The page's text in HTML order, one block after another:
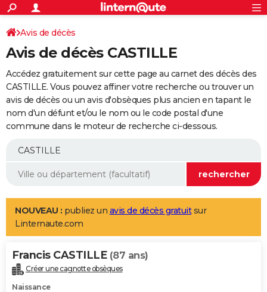
ACTUALITÉS
Politique
Société
Faits Divers
Education
Monde
Villes
+
SPORT
Coupe du monde 2026
Football
Tennis
Cyclisme
Rugby
Forum
Programme TV
TNT
Streaming
Cinéma
Sorties cinéma
Musique
+
FINANCE
Retraite
Epargne
Immobilier
Risques naturels par ville
Banque
Assurance
AUTO
Essais
Réserver un essai
Citadines
Berlines
SUV
Forum auto
+
Mobiles
Meilleur smartphone
Internet
Ordinateurs
Jeux vidéo
Guide high-tech
Aménagement intérieur
LIFESTYLE
Art de vivre
Bien-être
Loisirs
Mode
Modes de vie
Alimentation
Guide de la santé
Maladies
Médicaments
Sommeil
VOYAGE
Destinations
City break
Voyage nature
Voyage de noces
Forum
Climat
+PHOTO
Avis de décès
Avis de décès CASTILLE
Accédez gratuitement sur cette page au carnet des décès des
CASTILLE. Vous pouvez affiner votre recherche ou trouver un
avis de décès ou un avis d'obsèques plus ancien en tapant le
nom d'un défunt et/ou le nom ou le code postal d'une
commune dans le moteur de recherche ci-dessous.
NOUVEAU : publiez un avis de décès gratuitsur
Linternaute.com
Francis CASTILLE (87 ans)
Créer une cagnotte obsèques
Naissance